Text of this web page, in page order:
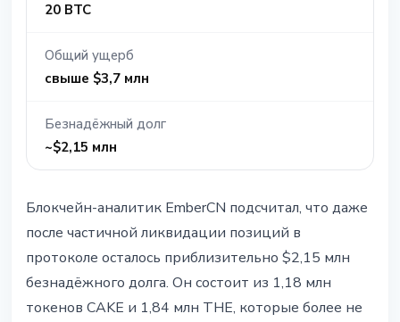
20 BTC
Общий ущерб
свыше $3,7 млн
Безнадёжный долг
~$2,15 млн
Блокчейн-аналитик EmberCN подсчитал, что даже
после частичной ликвидации позиций в
протоколе осталось приблизительно $2,15 млн
безнадёжного долга. Он состоит из 1,18 млн
токенов CAKE и 1,84 млн THE, которые более не